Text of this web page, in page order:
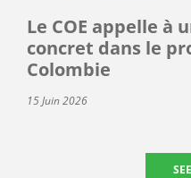
Le COE appelle à
concret dans le
Colombie
15 Juin 2026